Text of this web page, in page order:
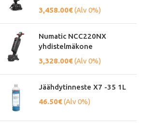
3,458.00€(Alv 0%)
Numatic NCC220NX
yhdistelmäkone
3,328.00€(Alv 0%)
Jäähdytinneste X7 -35 1L
46.50€(Alv 0%)